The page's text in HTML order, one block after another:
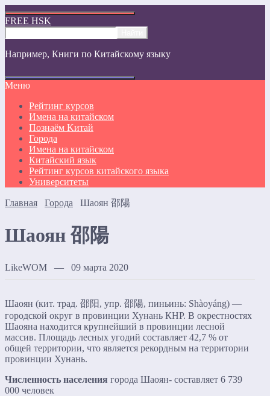
FREE HSK
Например, Книги по Китайскому языку
Меню
Рейтинг курсов
Имена на китайском
Познаём Kитай
Города
Имена на китайском
Китайский язык
Рейтинг курсов китайского языка
Университеты
Главная Города Шаоян 邵陽
Шаоян 邵陽
LikeWOM — 09 марта 2020
Шаоян (кит. трад. 邵阳, упр. 邵陽, пиньинь: Shàoyáng) —
городской округ в провинции Хунань КНР. В окрестностях
Шаояна находится крупнейший в провинции лесной
массив. Площадь лесных угодий составляет 42,7 % от
общей территории, что является рекордным на территории
провинции Хунань.
Численность населения города Шаоян- составляет 6 739
000 человек